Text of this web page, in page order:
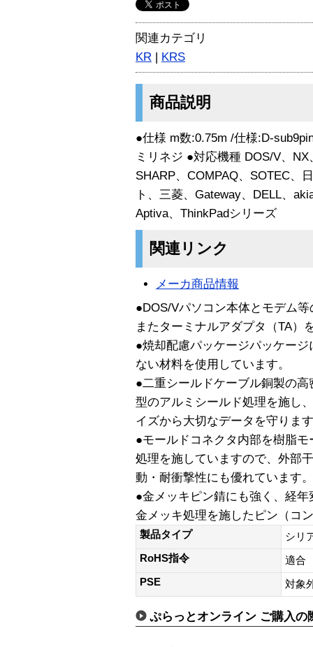
関連カテゴリ
KR | KRS
商品説明
●仕様 m数:0.75m /仕様:D-
ミリネジ ●対応機種 DOS/V、
SHARP、COMPAQ、SOTEC、
ト、三菱、Gateway、DELL、
Aptiva、ThinkPadシリーズ
関連リンク
メーカ商品情報
●DOS/Vパソコン本体とモデム
またターミナルアダプタ（TA）
●焼却配慮パッケージパッケー
ない材料を使用しています。
●二重シールドケーブル銅製の
型のアルミシールド処理を施し
イズから大切なデータを守りま
●モールドコネクタ内部を樹脂
処理を施していますので、外部
動・耐衝撃性にも優れています。
●金メッキピン錆にも強く、経
金メッキ処理を施したピン（コ
製品タイプ
シリ
RoHS指令
適合
PSE
対象
ぷらっとオンライン ご購入の